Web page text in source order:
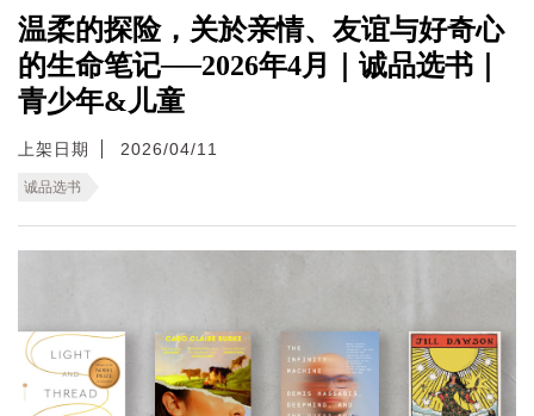
温柔的探险，关於亲情、友谊与好奇心
的生命笔记──2026年4月｜诚品选书｜
青少年&儿童
上架日期 2026/04/11
诚品选书